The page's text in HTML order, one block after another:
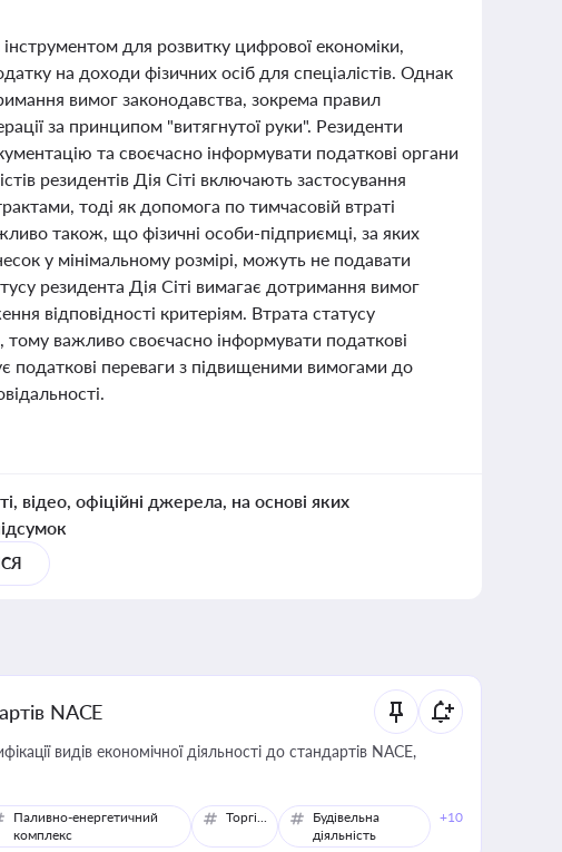
для розвитку цифрової економіки,
на доходи фізичних осіб для спеціалістів. Однак
вимог законодавства, зокрема правил
за принципом "витягнутої руки". Резиденти
та своєчасно інформувати податкові органи
резидентів Дія Сіті включають застосування
тоді як допомога по тимчасовій втраті
також, що фізичні особи-підприємці, за яких
у мінімальному розмірі, можуть не подавати
резидента Дія Сіті вимагає дотримання вимог
відповідності критеріям. Втрата статусу
тому важливо своєчасно інформувати податкові
податкові переваги з підвищеними вимогами до
відео, офіційні джерела, на основі яких
NACE
видів економічної діяльності до стандартів NACE,
Паливно-енергетичний
комплекс
Торгівля
Будівельна
діяльність
+10